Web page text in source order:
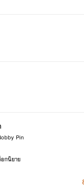
Pin
กนิยาย